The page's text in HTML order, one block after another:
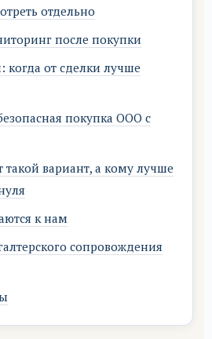
отдельно
после покупки
когда от сделки лучше
покупка ООО с
вариант, а кому лучше
к нам
сопровождения